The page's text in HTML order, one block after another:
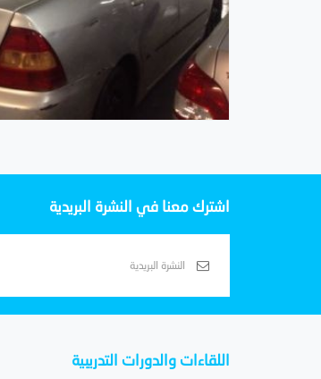
اشترك معنا في النشرة البريدية
اللقاءات والدورات التدريبية